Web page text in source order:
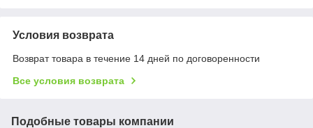
Условия возврата
Возврат товара в течение 14 дней по договоренности
Все условия возврата
Подобные товары компании